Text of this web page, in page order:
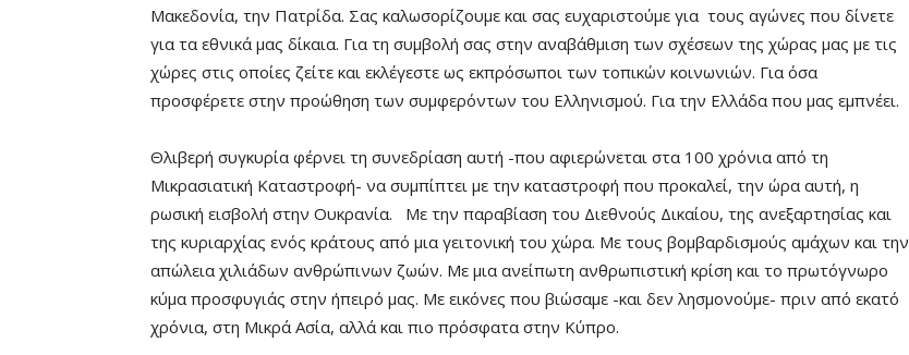
Μακεδονία, την Πατρίδα. Σας καλωσορίζουμε και σας ευχαριστούμε για τους αγώνες που δίνετε
για τα εθνικά μας δίκαια. Για τη συμβολή σας στην αναβάθμιση των σχέσεων της χώρας μας με τις
χώρες στις οποίες ζείτε και εκλέγεστε ως εκπρόσωποι των τοπικών κοινωνιών. Για όσα
προσφέρετε στην προώθηση των συμφερόντων του Ελληνισμού. Για την Ελλάδα που μας εμπνέει.
Θλιβερή συγκυρία φέρνει τη συνεδρίαση αυτή -που αφιερώνεται στα 100 χρόνια από τη
Μικρασιατική Καταστροφή- να συμπίπτει με την καταστροφή που προκαλεί, την ώρα αυτή, η
ρωσική εισβολή στην Ουκρανία. Με την παραβίαση του Διεθνούς Δικαίου, της ανεξαρτησίας και
της κυριαρχίας ενός κράτους από μια γειτονική του χώρα. Με τους βομβαρδισμούς αμάχων και την
απώλεια χιλιάδων ανθρώπινων ζωών. Με μια ανείπωτη ανθρωπιστική κρίση και το πρωτόγνωρο
κύμα προσφυγιάς στην ήπειρό μας. Με εικόνες που βιώσαμε -και δεν λησμονούμε- πριν από εκατό
χρόνια, στη Μικρά Ασία, αλλά και πιο πρόσφατα στην Κύπρο.